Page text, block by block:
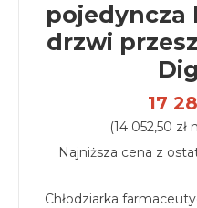
pojedyncza
drzwi
17
(14 052,50 zł
Najniższa cena z
Chłodziarka